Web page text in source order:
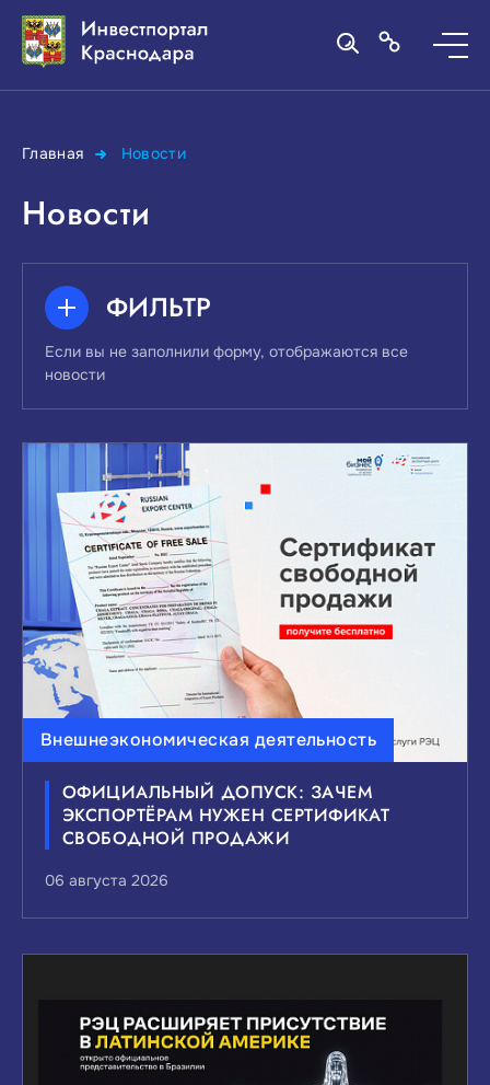
Главная Новости
Новости
ФИЛЬТР
Если вы не заполнили форму, отображаются все
новости
ВЫБЕРИТЕ ИНТЕРЕСУЮЩИЕ ВАС ТЕМЫ
НОВОСТЕЙ:
Инвестиции
Малый и средний бизнес
Внешнеэкономическая деятельность
Мероприятия и выставки
Государственно-частное партнерство
Национальные проекты
НОВОСТЕЙ:
Федеральные
Внешнеэкономическая деятельность
ОФИЦИАЛЬНЫЙ ДОПУСК: ЗАЧЕМ
ЭКСПОРТЁРАМ НУЖЕН СЕРТИФИКАТ
СВОБОДНОЙ ПРОДАЖИ
06 августа 2026